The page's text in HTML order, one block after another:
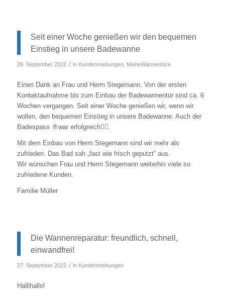
Seit einer Woche genießen wir den bequemen
Einstieg in unsere Badewanne
29. September 2022 / in Kundenmeinungen, MeineWannentüre
Einen Dank an Frau und Herrn Stegemann. Von der ersten
Kontaktaufnahme bis zum Einbau der Badewannentür sind ca. 6
Wochen vergangen. Seit einer Woche genießen wir, wenn wir
wollen, den bequemen Einstieg in unsere Badewanne. Auch der
Badespass 🥂war erfolgreich👍🏼.
Mit dem Einbau von Herrn Stegemann sind wir mehr als
zufrieden. Das Bad sah „fast wie frisch geputzt“ aus.
Wir wünschen Frau und Herrn Stegemann weiterhin viele so
zufriedene Kunden.
Familie Müller
Die Wannenreparatur: freundlich, schnell,
einwandfrei!
27. September 2022 / in Kundenmeinungen
Hallihallo!